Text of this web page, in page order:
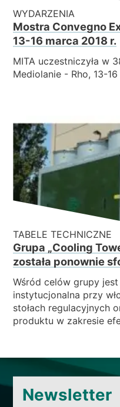
WYDARZENIA
Mostra Convegno
13-16 marca 2018 r.
MITA uczestniczyła w
Mediolanie - Rho, 13-
TABELE TECHNICZNE
Grupa „Cooling
została ponownie
Wśród celów grupy
instytucjonalna przy
stołach regulacyjnych
produktu w zakresie
Newsletter